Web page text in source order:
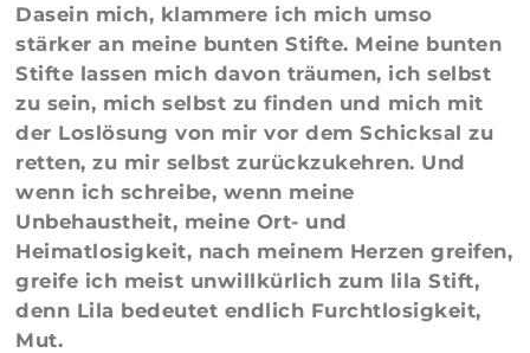
Dasein mich, klammere ich mich umso
stärker an meine bunten Stifte. Meine bunten
Stifte lassen mich davon träumen, ich selbst
zu sein, mich selbst zu finden und mich mit
der Loslösung von mir vor dem Schicksal zu
retten, zu mir selbst zurückzukehren. Und
wenn ich schreibe, wenn meine
Unbehaustheit, meine Ort- und
Heimatlosigkeit, nach meinem Herzen greifen,
greife ich meist unwillkürlich zum lila Stift,
denn Lila bedeutet endlich Furchtlosigkeit,
Mut.